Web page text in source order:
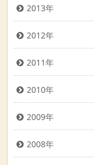
2013年
2012年
2011年
2010年
2009年
2008年